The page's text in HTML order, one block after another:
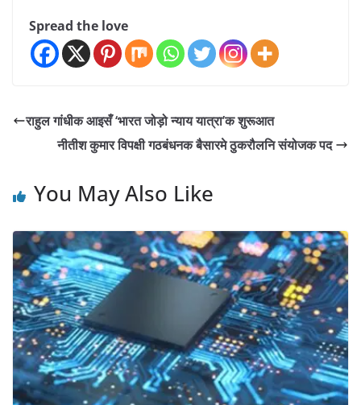
Spread the love
राहुल गांधीक आइसँ ‘भारत जोड़ो न्याय यात्रा’क शुरूआत
नीतीश कुमार विपक्षी गठबंधनक बैसारमे ठुकरौलनि संयोजक पद
You May Also Like